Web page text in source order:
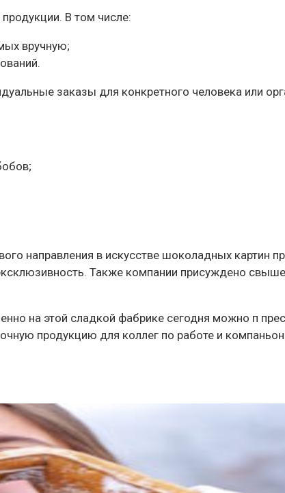
В том числе:
вручную;
заказы для конкретного человека или
направления в искусстве шоколадных картин
Также компании присуждено
на этой сладкой фабрике сегодня можно п
продукцию для коллег по работе и